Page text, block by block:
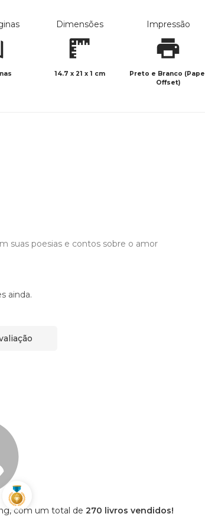
Dimensões
14.7 x 21 x 1 cm
Impressão
Preto e Branco (Papel
Offset)
suas poesias e contos sobre o amor
ainda.
com um total de 270 livros vendidos!